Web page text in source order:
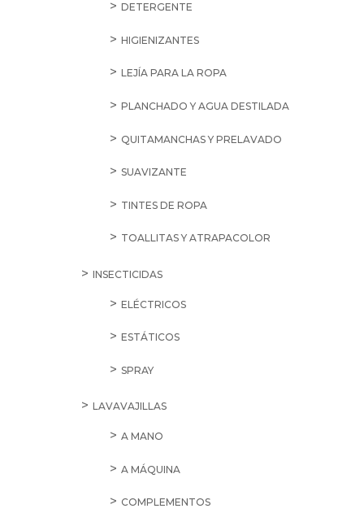
DETERGENTE
HIGIENIZANTES
LEJÍA PARA LA ROPA
PLANCHADO Y AGUA DESTILADA
QUITAMANCHAS Y PRELAVADO
SUAVIZANTE
TINTES DE ROPA
TOALLITAS Y ATRAPACOLOR
INSECTICIDAS
ELÉCTRICOS
ESTÁTICOS
SPRAY
LAVAVAJILLAS
A MANO
A MÁQUINA
COMPLEMENTOS